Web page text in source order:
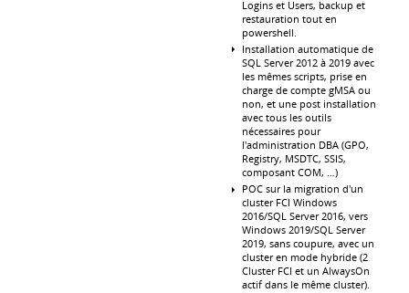
Logins et Users, backup et
restauration tout en
powershell.
Installation automatique de
SQL Server 2012 à 2019 avec
les mêmes scripts, prise en
charge de compte gMSA ou
non, et une post installation
avec tous les outils
nécessaires pour
l'administration DBA (GPO,
Registry, MSDTC, SSIS,
composant COM, …)
POC sur la migration d'un
cluster FCI Windows
2016/SQL Server 2016, vers
Windows 2019/SQL Server
2019, sans coupure, avec un
cluster en mode hybride (2
Cluster FCI et un AlwaysOn
actif dans le même cluster).